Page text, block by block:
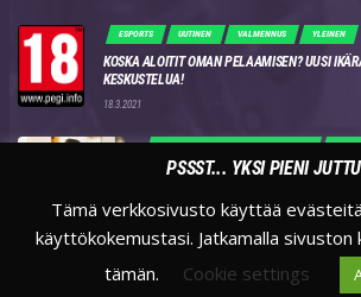
ESPORTS UUTINEN VALMENNUS YLEINEN
KOSKA ALOITIT OMAN PELAAMISEN? UUSI
KESKUSTELUA!
18.3.2021
COUNTER STRIKE - GLOBAL OFFENSIVE
ENCEN JOONAS “DOTO” FORSS ON
PSSST... YKSI PIENI
Tämä verkkosivusto käyttää
käyttökokemustasi. Jatkamalla
tämän.
Cookie settings